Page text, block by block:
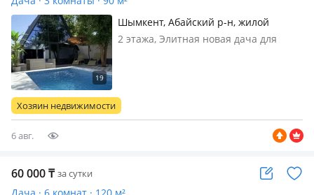
Шымкент, Абайский р-н, жилой
массив Кайнар Булак, Дачная 47
2 этажа, Элитная новая дача для
Хозяин недвижимости
6 авг.
60 000₸ за сутки